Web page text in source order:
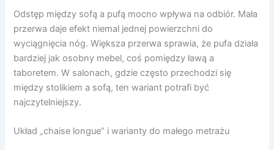
Odstęp między sofą a pufą mocno wpływa na odbiór. Mała
przerwa daje efekt niemal jednej powierzchni do
wyciągnięcia nóg. Większa przerwa sprawia, że pufa działa
bardziej jak osobny mebel, coś pomiędzy ławą a
taboretem. W salonach, gdzie często przechodzi się
między stolikiem a sofą, ten wariant potrafi być
najczytelniejszy.
Układ „chaise longue” i warianty do małego metrażu